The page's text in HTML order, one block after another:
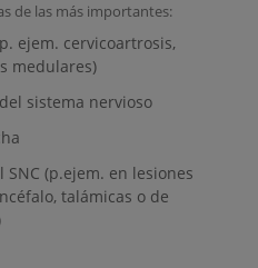
de las más importantes:
ejem. cervicoartrosis,
medulares)
sistema nervioso
(p.ejem. en lesiones
talámicas o de